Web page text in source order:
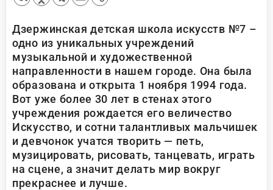
Дзержинская детская школа искусств №7 –
одно из уникальных учреждений
музыкальной и художественной
направленности в нашем городе. Она была
образована и открыта 1 ноября 1994 года.
Вот уже более 30 лет в стенах этого
учреждения рождается его величество
Искусство, и сотни талантливых мальчишек
и девчонок учатся творить — петь,
музицировать, рисовать, танцевать, играть
на сцене, а значит делать мир вокруг
прекраснее и лучше.